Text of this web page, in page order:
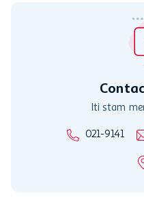
activitati in afara celor
nu raspunde pentru
care aceste este suspendat
intretineri sau reparatii
Iti stam
021-9141